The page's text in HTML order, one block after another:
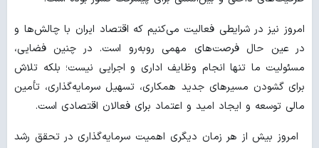
امروز نیز در شرایطی فعالیت می‌کنیم که اقتصاد ایران با چالش‌ها و
در عین حال فرصت‌های مهمی روبه‌رو است. در چنین فضایی،
مسئولیت ما تنها انجام وظایف اداری و اجرایی نیست؛ بلکه تلاش
برای گشودن مسیرهای جدید همکاری، تسهیل سرمایه‌گذاری، تأمین
مالی توسعه و ایجاد امید و اعتماد برای فعالان اقتصادی است.
امروز بیش از هر زمان دیگری اهمیت سرمایه‌گذاری در تحقق رشد